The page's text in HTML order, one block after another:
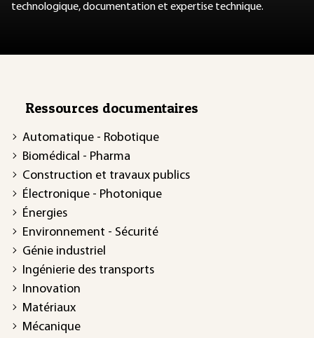
technologique, documentation et expertise technique.
Ressources documentaires
Automatique - Robotique
Biomédical - Pharma
Construction et travaux publics
Électronique - Photonique
Énergies
Environnement - Sécurité
Génie industriel
Ingénierie des transports
Innovation
Matériaux
Mécanique